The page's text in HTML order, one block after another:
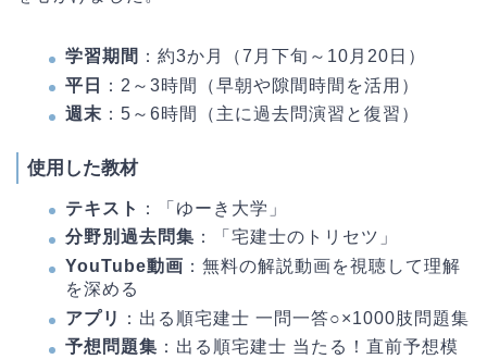
学習期間 ：約3か月（7月下旬～10月20日）
平日
：2～3時間（早朝や隙間時間を活用）
週末 ：5～6時間（主に過去問演習と復習）
使用した教材
テキスト
：「ゆーき大学」
分野別過去問集 ：「宅建士のトリセツ」
YouTube動画 ：無料の解説動画を視聴して理解
を深める
アプリ
：出る順宅建士 一問一答○×1000肢問題集
予想問題集 ：出る順宅建士 当たる！直前予想模